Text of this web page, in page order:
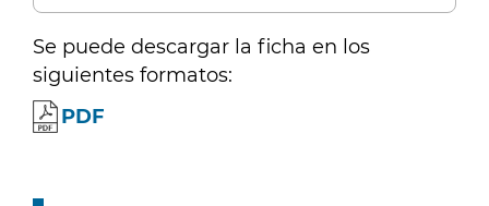
Se puede descargar la ficha en los
siguientes formatos:
PDF